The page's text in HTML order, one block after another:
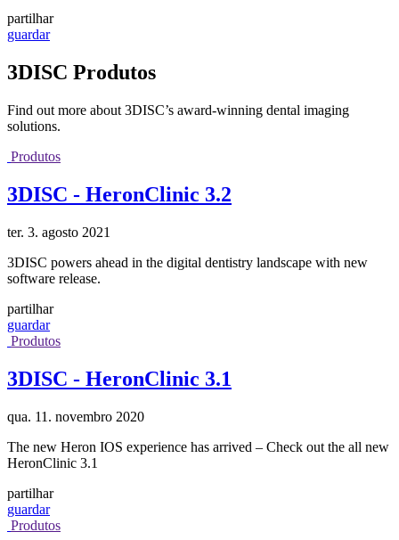
partilhar
guardar
3DISC Produtos
Find out more about 3DISC’s award-winning dental imaging
solutions.
Produtos
3DISC - HeronClinic 3.2
ter. 3. agosto 2021
3DISC powers ahead in the digital dentistry landscape with new
software release.
partilhar
guardar
Produtos
3DISC - HeronClinic 3.1
qua. 11. novembro 2020
The new Heron IOS experience has arrived – Check out the all new
HeronClinic 3.1
partilhar
guardar
Produtos